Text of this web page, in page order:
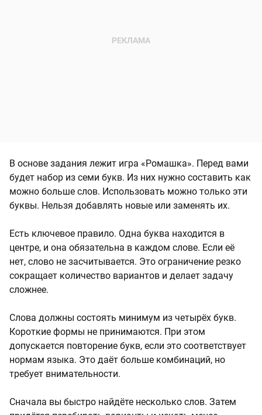
В основе задания лежит игра «Ромашка». Перед вами
будет набор из семи букв. Из них нужно составить как
можно больше слов. Использовать можно только эти
буквы. Нельзя добавлять новые или заменять их.
Есть ключевое правило. Одна буква находится в
центре, и она обязательна в каждом слове. Если её
нет, слово не засчитывается. Это ограничение резко
сокращает количество вариантов и делает задачу
сложнее.
Слова должны состоять минимум из четырёх букв.
Короткие формы не принимаются. При этом
допускается повторение букв, если это соответствует
нормам языка. Это даёт больше комбинаций, но
требует внимательности.
Сначала вы быстро найдёте несколько слов. Затем